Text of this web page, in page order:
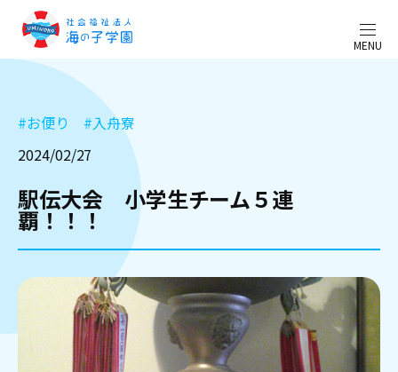
MENU
#お便り #入舟寮
2024/02/27
駅伝大会 小学生チーム５連
覇！！！